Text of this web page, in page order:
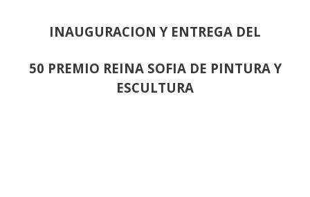
INAUGURACION Y ENTREGA DEL
50 PREMIO REINA SOFIA DE PINTURA Y
ESCULTURA